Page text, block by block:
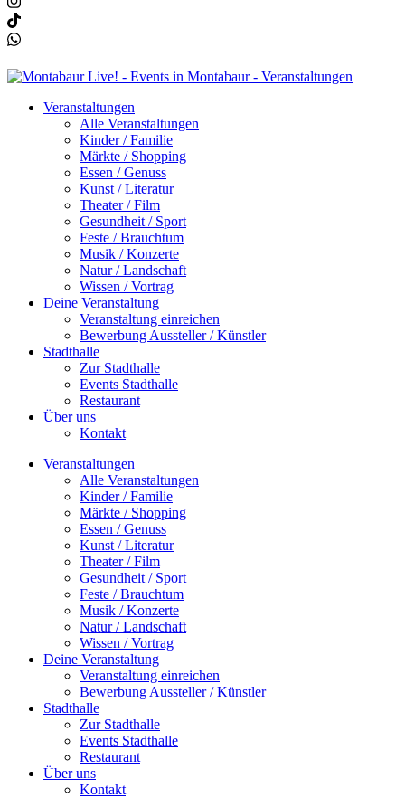
Veranstaltungen
Alle Veranstaltungen
Kinder / Familie
Märkte / Shopping
Essen / Genuss
Kunst / Literatur
Theater / Film
Gesundheit / Sport
Feste / Brauchtum
Musik / Konzerte
Natur / Landschaft
Wissen / Vortrag
Deine Veranstaltung
Veranstaltung einreichen
Bewerbung Aussteller / Künstler
Stadthalle
Zur Stadthalle
Events Stadthalle
Restaurant
Über uns
Kontakt
Veranstaltungen
Alle Veranstaltungen
Kinder / Familie
Märkte / Shopping
Essen / Genuss
Kunst / Literatur
Theater / Film
Gesundheit / Sport
Feste / Brauchtum
Musik / Konzerte
Natur / Landschaft
Wissen / Vortrag
Deine Veranstaltung
Veranstaltung einreichen
Bewerbung Aussteller / Künstler
Stadthalle
Zur Stadthalle
Events Stadthalle
Restaurant
Über uns
Kontakt